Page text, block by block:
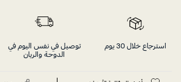
استرجاع خلال 30 يوم
توصيل في نفس اليوم في
الدوحة والريان